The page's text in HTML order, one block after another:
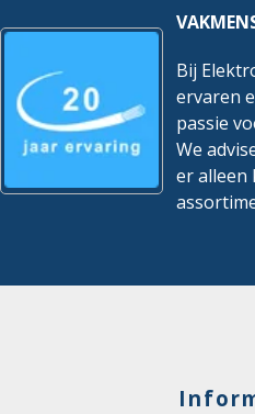
Bij
ervaren
passie
We
er alleen